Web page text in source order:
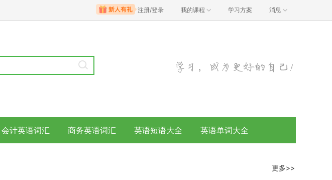
注册/登录 我的课程 学习方案 消息
会计英语词汇 商务英语词汇 英语短语大全 英语单词大全
更多>>